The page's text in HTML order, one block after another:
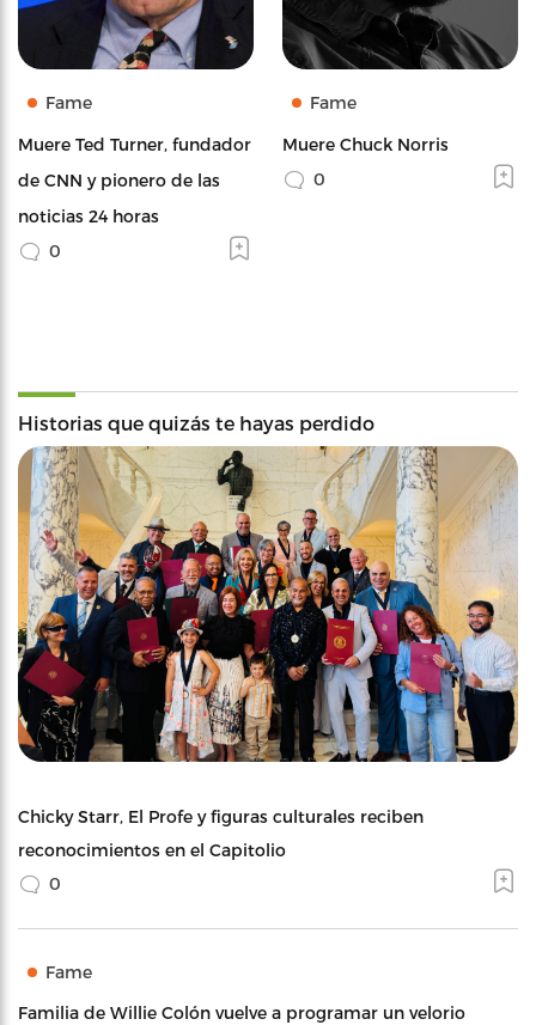
Fame
Muere Ted Turner, fundador
de CNN y pionero de las
noticias 24 horas
0
Fame
Muere Chuck Norris
0
Historias que quizás te hayas perdido
Chicky Starr, El Profe y figuras culturales reciben
reconocimientos en el Capitolio
0
Fame
Familia de Willie Colón vuelve a programar un velorio